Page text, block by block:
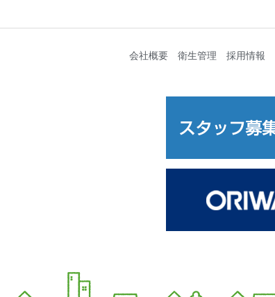
会社概要 衛生管理 採用情報